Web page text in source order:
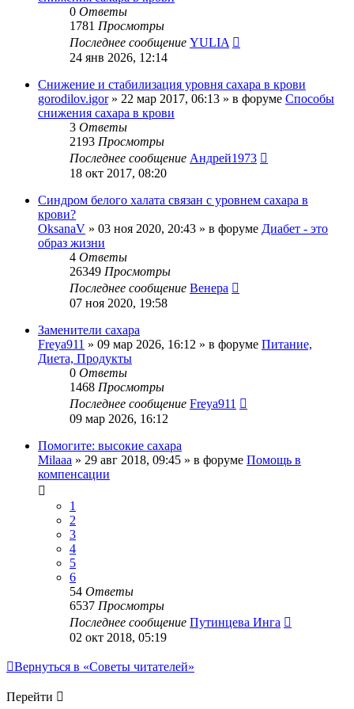
0 Ответы
1781 Просмотры
Последнее сообщение YULIA
24 янв 2026, 12:14
Снижение и стабилизация уровня сахара в крови
gorodilov.igor» 22 мар 2017, 06:13 » в форуме Способы
снижения сахара в крови
3 Ответы
2193 Просмотры
Последнее сообщение Андрей1973
18 окт 2017, 08:20
Синдром белого халата связан с уровнем сахара в
крови?
OksanaV » 03 ноя 2020, 20:43 » в форуме Диабет - это
образ жизни
4 Ответы
26349 Просмотры
Последнее сообщение Венера
07 ноя 2020, 19:58
Заменители сахара
Freya911 » 09 мар 2026, 16:12 » в форуме Питание,
Диета, Продукты
0 Ответы
1468 Просмотры
Последнее сообщение Freya911
09 мар 2026, 16:12
Помогите: высокие сахара
Milaaa » 29 авг 2018, 09:45 » в форуме Помощь в
компенсации
1
2
3
4
5
6
54 Ответы
6537 Просмотры
Последнее сообщение Путинцева Инга
02 окт 2018, 05:19
Вернуться в «Советы читателей»
Перейти